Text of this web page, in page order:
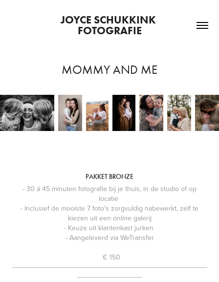
JOYCE SCHUKKINK
FOTOGRAFIE
MOMMY AND ME
PAKKET BRONZE
- 30 á 45 minuten fotografie bij je thuis, in de studio of op
locatie
- Inclusief de mooiste 7 foto's zorgvuldig nabewerkt, zelf te
kiezen uit een online galerij
- Keuze uit klantenkast jurken
- Aangeleverd via WeTransfer
€ 150
----------------------------------------------------------------------------------------------------
---------------------------------